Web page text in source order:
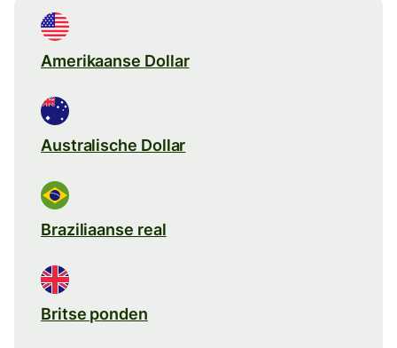
Amerikaanse Dollar
Australische Dollar
Braziliaanse real
Britse ponden